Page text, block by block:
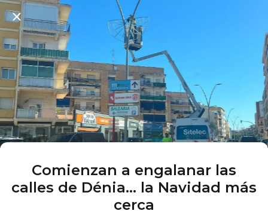
Comienzan a engalanar las
calles de Dénia... la Navidad más
cerca